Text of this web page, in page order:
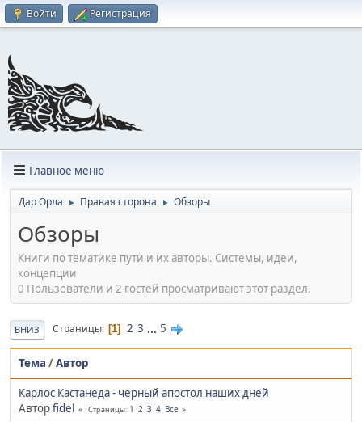
Войти Регистрация
Главное меню
Дар Орла ► Правая сторона ► Обзоры
Обзоры
Книги по тематике пути и их авторы. Системы, идеи,
концепции
0 Пользователи и 2 гостей просматривают этот раздел.
ВНИЗ Страницы 1 2 3 ... 5
Тема /Автор
Карлос Кастанеда - черный апостол наших дней
Авторfidel Страницы 1 2 3 4 Все